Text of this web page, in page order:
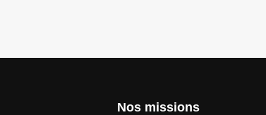
Nos missions